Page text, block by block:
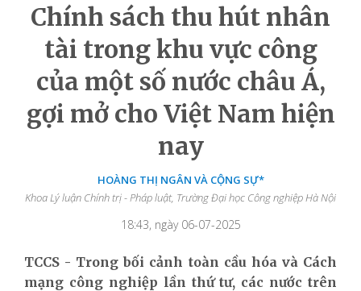
Chính sách thu hút nhân
tài trong khu vực công
của một số nước châu Á,
gợi mở cho Việt Nam hiện
nay
HOÀNG THỊ NGÂN VÀ CỘNG SỰ*
Khoa Lý luận Chính trị - Pháp luật, Trường Đại học Công nghiệp Hà Nội
18:43, ngày 06-07-2025
TCCS - Trong bối cảnh toàn cầu hóa và Cách
mạng công nghiệp lần thứ tư, các nước trên